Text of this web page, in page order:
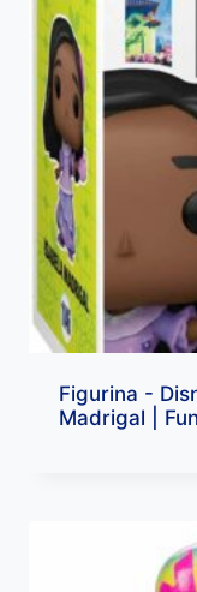
Figurina -
Madrigal |